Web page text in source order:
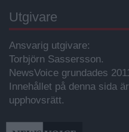
Utgivare
Ansvarig utgivare:
Torbjörn Sassersson.
NewsVoice grundades
Innehållet på denna sida
upphovsrätt.